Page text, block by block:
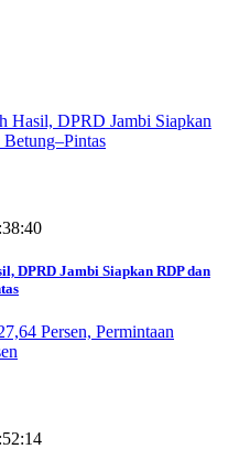
DPRD Jambi Siapkan RDP dan